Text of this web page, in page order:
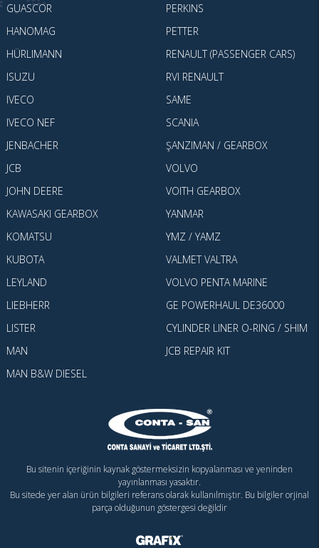
GUASCOR
HANOMAG
HÜRLIMANN
ISUZU
IVECO
IVECO NEF
JENBACHER
JCB
JOHN DEERE
KAWASAKI GEARBOX
KOMATSU
KUBOTA
LEYLAND
LIEBHERR
LISTER
MAN
MAN B&W DIESEL
PERKINS
PETTER
RENAULT (PASSENGER CARS)
RVI RENAULT
SAME
SCANIA
ŞANZIMAN / GEARBOX
VOLVO
VOITH GEARBOX
YANMAR
YMZ / YAMZ
VALMET VALTRA
VOLVO PENTA MARINE
GE POWERHAUL DE36000
CYLINDER LINER O-RING / SHIM
JCB REPAIR KIT
Bu sitenin içeriğinin kaynak göstermeksizin kopyalanması ve yeninden
yayınlanması yasaktır.
Bu sitede yer alan ürün bilgileri referans olarak kullanılmıştır. Bu bilgiler orjinal
parça olduğunun göstergesi değildir
Konya Web Tasarım